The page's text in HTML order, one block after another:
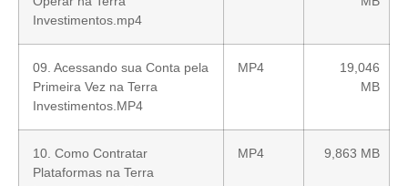
Investimentos.mp4
09. Acessando sua Conta pela
Primeira Vez na Terra
Investimentos.MP4
MP4
19,046
MB
10. Como Contratar
Plataformas na Terra
MP4 9,863 MB